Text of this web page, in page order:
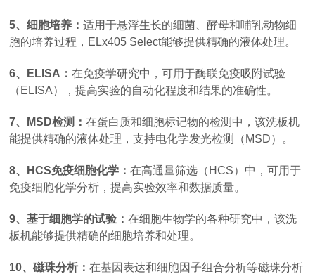
5、细胞培养：适用于悬浮生长的细菌、酵母和哺乳动物细
胞的培养过程，ELx405 Select能够提供精确的液体处理。
6、ELISA：在免疫学研究中，可用于酶联免疫吸附试验
（ELISA），提高实验的自动化程度和结果的准确性。
7、MSD检测：在蛋白质和细胞标记物的检测中，该洗板机
能提供精确的液体处理，支持电化学发光检测（MSD）。
8、HCS免疫细胞化学：在高通量筛选（HCS）中，可用于
免疫细胞化学分析，提高实验效率和数据质量。
9、基于细胞学的试验：在细胞生物学的各种研究中，该洗
板机能够提供精确的细胞培养和处理。
10、磁珠分析：在基因表达和细胞因子组合分析等磁珠分析